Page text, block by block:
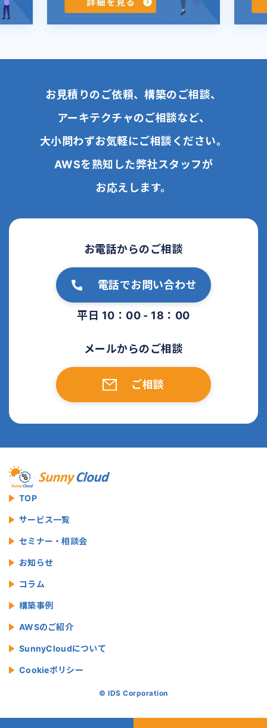
お見積りのご依頼、構築のご相談、
アーキテクチャのご相談など、
大小問わずお気軽にご相談ください。
AWSを熟知した弊社スタッフが
お応えします。
お電話からのご相談
電話でお問い合わせ
平日 10：00 - 18：00
メールからのご相談
ご相談
TOP
サービス一覧
セミナー・相談会
お知らせ
コラム
構築事例
AWSのご紹介
SunnyCloudについて
Cookieポリシー
© IDS Corporation